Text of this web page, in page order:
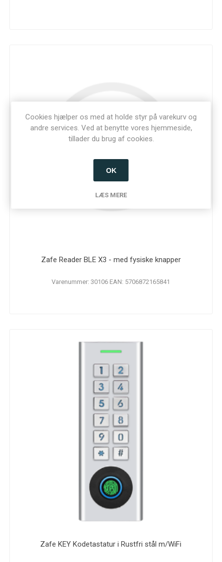
Zafe Reader BLE X3 - med fysiske knapper
Varenummer: 30106 EAN: 5706872165841
Zafe KEY Kodetastatur i Rustfri stål m/WiFi
Cookies hjælper os med at holde styr på varekurv og
andre services. Ved at benytte vores hjemmeside,
tillader du brug af cookies.
OK
LÆS MERE